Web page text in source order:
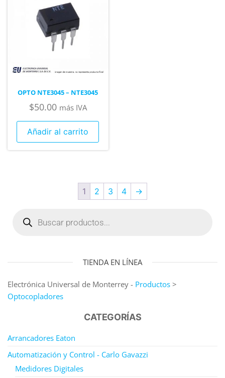
OPTO NTE3045 – NTE3045
$50.00 más IVA
Añadir al carrito
1 2 3 4 →
TIENDA EN LÍNEA
Electrónica Universal de Monterrey - Productos >
Optocopladores
CATEGORÍAS
Arrancadores Eaton
Automatización y Control - Carlo Gavazzi
Medidores Digitales